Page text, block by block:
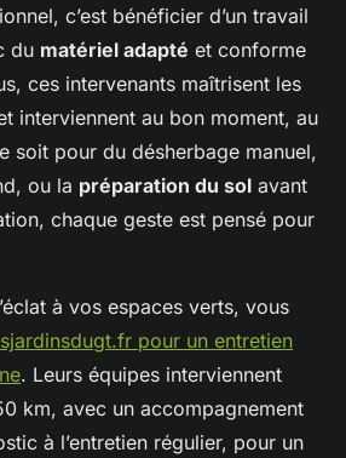
c’est bénéficier d’un travail
du matériel adapté et conforme
ces intervenants maîtrisent les
interviennent au bon moment, au
soit pour du désherbage manuel,
ou la préparation du sol avant
chaque geste est pensé pour
à vos espaces verts, vous
pour un entretien
. Leurs équipes interviennent
km, avec un accompagnement
à l’entretien régulier, pour un